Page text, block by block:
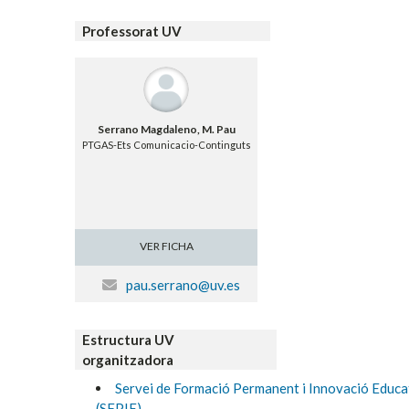
Professorat UV
Serrano Magdaleno, M. Pau
PTGAS-Ets Comunicacio-Continguts
VER FICHA
pau.serrano@uv.es
Estructura UV
organitzadora
Servei de Formació Permanent i Innovació